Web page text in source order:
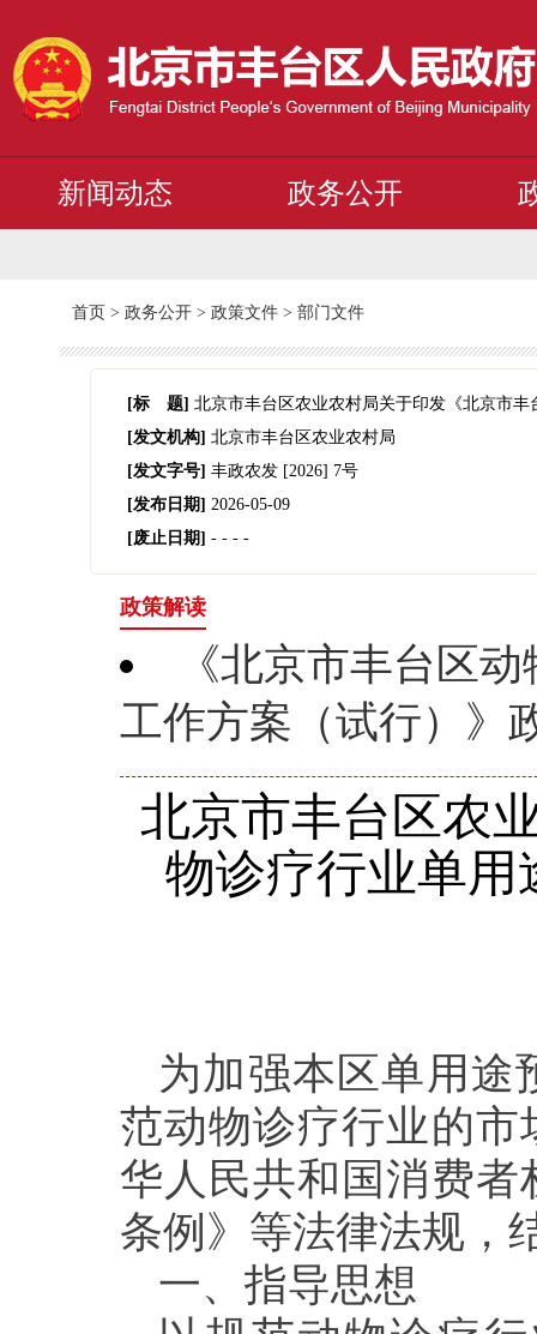
新闻动态 政务公开
首页 > 政务公开 > 政策文件 > 部门文件
[标 题] 北京市丰台区农业农村局关于印发《北京市
[发文机构] 北京市丰台区农业农村局
[发文字号] 丰政农发 [2026] 7号
[发布日期] 2026-05-09
[废止日期] - - - -
政策解读
《北京市丰台区
工作方案（试行）》
北京市丰台区农
物诊疗行业单用
为加强本区单用途
范动物诊疗行业的市
华人民共和国消费
条例》等法律法规，
一、指导思想